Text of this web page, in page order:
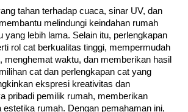
tahan terhadap cuaca, sinar UV, dan
melindungi keindahan rumah
yang lebih lama. Selain itu, perlengkapan
rol cat berkualitas tinggi, mempermudah
menghemat waktu, dan memberikan hasil
cat dan perlengkapan cat yang
ekspresi kreativitas dan
pribadi pemilik rumah, memberikan
estetika rumah. Dengan pemahaman ini,